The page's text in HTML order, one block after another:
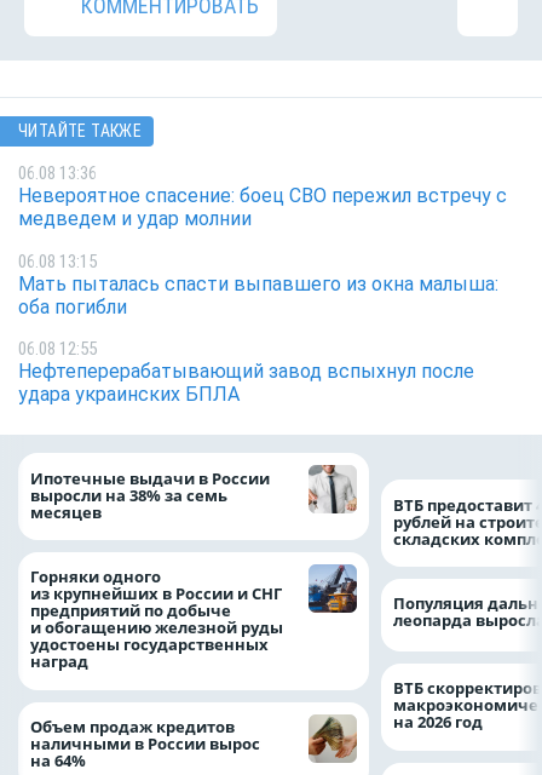
КОММЕНТИРОВАТЬ
ЧИТАЙТЕ ТАКЖЕ
06.08 13:36
Невероятное спасение: боец СВО пережил встречу с
медведем и удар молнии
06.08 13:15
Мать пыталась спасти выпавшего из окна малыша:
оба погибли
06.08 12:55
Нефтеперерабатывающий завод вспыхнул после
удара украинских БПЛА
Ипотечные выдачи в России
выросли на 38% за семь
месяцев
Горняки одного
из крупнейших в России и СНГ
предприятий по добыче
и обогащению железной руды
удостоены государственных
наград
Объем продаж кредитов
наличными в России вырос
на 64%
ВТБ предоставит
рублей на
складских
Популяция
леопарда
ВТБ
на 2026 год